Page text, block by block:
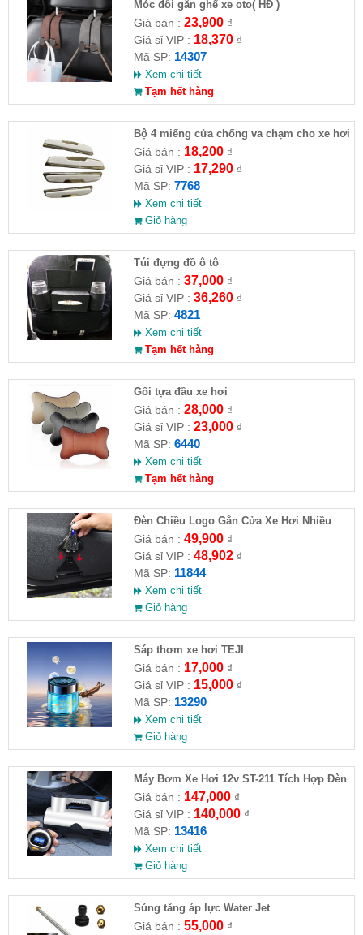
Móc đôi gắn ghế xe oto( HĐ )
Giá bán : 23,900₫
Giá sỉ VIP : 18,370₫
Mã SP: 14307
Xem chi tiết
Tạm hết hàng
Bộ 4 miếng cửa chống va chạm cho xe hơi
Giá bán : 18,200₫
Giá sỉ VIP : 17,290₫
Mã SP: 7768
Xem chi tiết
Giỏ hàng
Túi đựng đồ ô tô
Giá bán : 37,000₫
Giá sỉ VIP : 36,260₫
Mã SP: 4821
Xem chi tiết
Tạm hết hàng
Gối tựa đầu xe hơi
Giá bán : 28,000₫
Giá sỉ VIP : 23,000₫
Mã SP: 6440
Xem chi tiết
Tạm hết hàng
Đèn Chiều Logo Gắn Cửa Xe Hơi Nhiều
Hình
Giá bán : 49,900₫
Giá sỉ VIP : 48,902₫
Mã SP: 11844
Xem chi tiết
Giỏ hàng
Sáp thơm xe hơi TEJI
Giá bán : 17,000₫
Giá sỉ VIP : 15,000₫
Mã SP: 13290
Xem chi tiết
Giỏ hàng
Máy Bơm Xe Hơi 12v ST-211 Tích Hợp Đèn
Giá bán : 147,000₫
Giá sỉ VIP : 140,000₫
Mã SP: 13416
Xem chi tiết
Giỏ hàng
Súng tăng áp lực Water Jet
Giá bán : 55,000₫